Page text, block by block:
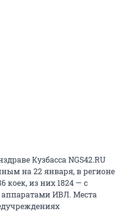
Кузбасса NGS42.RU
на 22 января, в регионе
коек, из них 1824 — с
аппаратами ИВЛ. Места